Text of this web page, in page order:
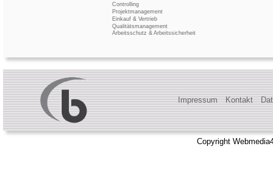
Controlling
Projektmanagement
Einkauf & Vertrieb
Qualitätsmanagement
Arbeitsschutz & Arbeitssicherheit
Impressum Kontakt
Copyright